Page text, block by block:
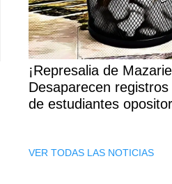
¡Represalia de
Desaparecen
de estudiantes
VER TODAS LAS NOTICIAS